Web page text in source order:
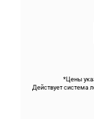
*Цены
Действует система